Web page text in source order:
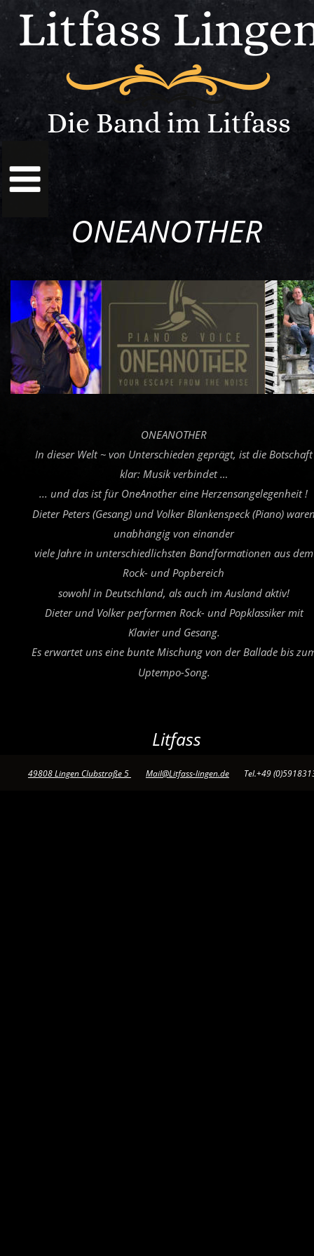
Die Band im Litfass
ONEANOTHER
ONEANOTHER
In dieser Welt ~ von Unterschieden geprägt, ist die
klar: Musik verbindet …
... und das ist für OneAnother eine Herzensangelegenheit !
Dieter Peters (Gesang) und Volker Blankenspeck (Piano)
unabhängig von einander
viele Jahre in unterschiedlichsten Bandformationen aus
Rock- und Popbereich
sowohl in Deutschland, als auch im Ausland aktiv!
Dieter und Volker performen Rock- und Popklassiker mit
Klavier und Gesang.
Es erwartet uns eine bunte Mischung von der Ballade bis
Uptempo-Song.
Litfass
49808 Lingen Clubstraße 5 Mail@Litfass-lingen.de
Tel.+49